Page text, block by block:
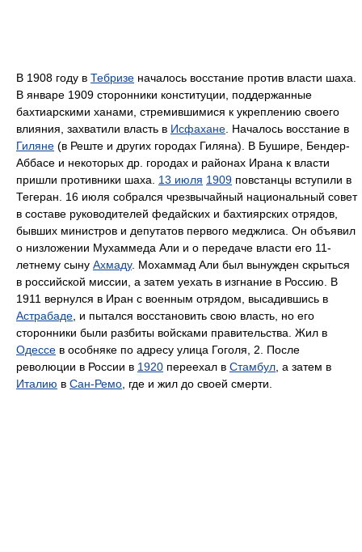
В 1908 году в Тебризе началось восстание против власти шаха.
В январе 1909 сторонники конституции, поддержанные
бахтиарскими ханами, стремившимися к укреплению своего
влияния, захватили власть в Исфахане . Началось восстание в
Гиляне (в Реште и других городах Гиляна). В Бушире, Бендер-
Аббасе и некоторых др. городах и районах Ирана к власти
пришли противники шаха. 13 июля 1909 повстанцы вступили в
Тегеран. 16 июля собрался чрезвычайный национальный совет
в составе руководителей федайских и бахтиярских отрядов,
бывших министров и депутатов первого меджлиса. Он объявил
о низложении Мухаммеда Али и о передаче власти его 11-
летнему сыну Ахмаду. Мохаммад Али был вынужден скрыться
в российской миссии, а затем уехать в изгнание в Россию. В
1911 вернулся в Иран с военным отрядом, высадившись в
Астрабаде , и пытался восстановить свою власть, но его
сторонники были разбиты войсками правительства. Жил в
Одессе в особняке по адресу улица Гоголя, 2. После
революции в России в 1920 переехал в Стамбул , а затем в
Италию в Сан-Ремо , где и жил до своей смерти.